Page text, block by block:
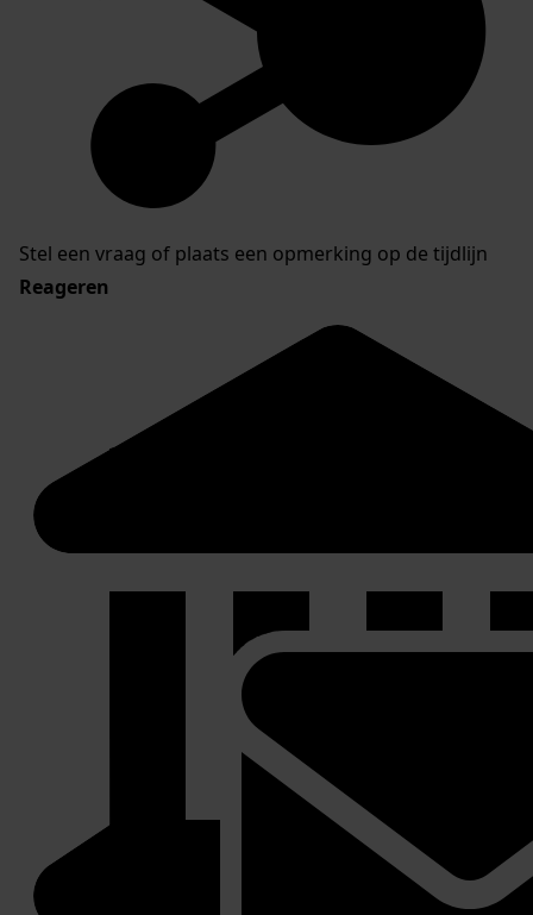
Stel een vraag of plaats een opmerking op de tijdlijn
Reageren